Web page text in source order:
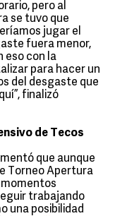
pero al
se tuvo que
jugar el
fuera menor,
eso con la
para hacer un
del desgaste que
finalizó
de Tecos
que aunque
Torneo Apertura
momentos
trabajando
una posibilidad